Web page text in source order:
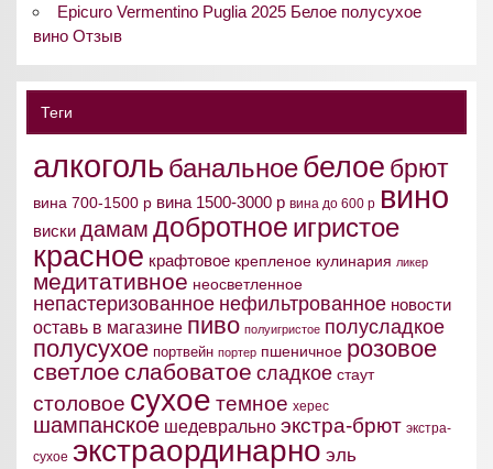
Epicuro Vermentino Puglia 2025 Белое полусухое
вино Отзыв
Теги
алкоголь банальноебелое брют
вина 700-1500 р вина 1500-3000 р вина до 600 р вино
виски дамам добротное игристое
красное крафтовое крепленое кулинария ликер
медитативное неосветленное
непастеризованное нефильтрованное новости
оставь в магазине пиво полуигристое полусладкое
полусухое портвейн портер пшеничное розовое
светлое слабоватое сладкое стаут
столовое сухое темное херес
шампанское шедеврально экстра-брют экстра-
сухое экстраординарно эль